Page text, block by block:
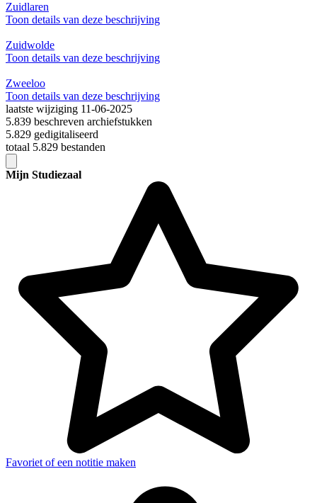
Zuidlaren
Toon details van deze beschrijving
Zuidwolde
Toon details van deze beschrijving
Zweeloo
Toon details van deze beschrijving
laatste wijziging 11-06-2025
5.839 beschreven archiefstukken
5.829 gedigitaliseerd
totaal 5.829 bestanden
Mijn Studiezaal
Favoriet of een notitie maken